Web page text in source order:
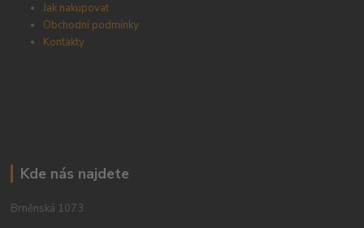
Jak nakupovat
Obchodní podmínky
Kontakty
Kde nás najdete
Brněnská 1073